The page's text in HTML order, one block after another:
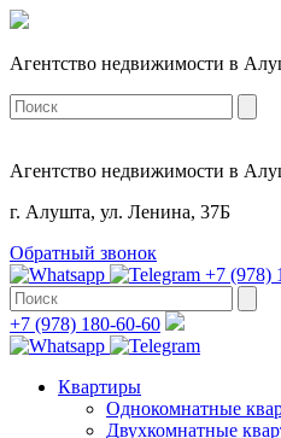
Агентство недвижимости в
Агентство недвижимости в
г. Алушта, ул. Ленина, 37Б
Обратный звонок
+7 (978)
+7 (978) 180-60-60
Квартиры
Однокомнатные
Двухкомнатные